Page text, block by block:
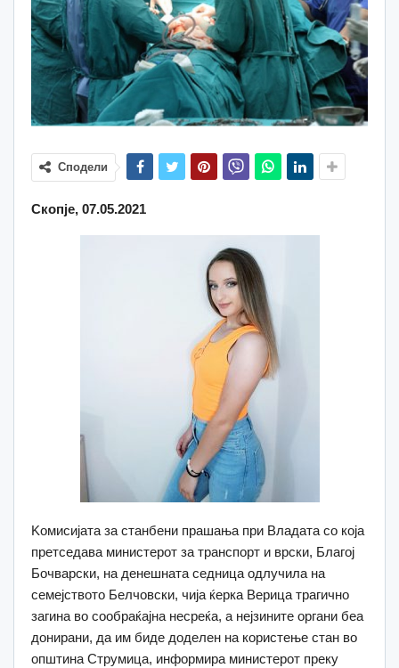
Сподели
Скопје, 07.05.2021
Kомисијата за станбени прашања при Владата со која
претседава министерот за транспорт и врски, Благој
Бочварски, на денешната седница одлучила на
семејството Белчовски, чија ќерка Верица трагично
загина во сообраќајна несреќа, а нејзините органи беа
донирани, да им биде доделен на користење стан во
општина Струмица, информира министерот преку